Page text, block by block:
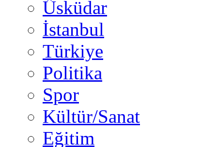
Üsküdar
İstanbul
Türkiye
Politika
Spor
Kültür/Sanat
Eğitim